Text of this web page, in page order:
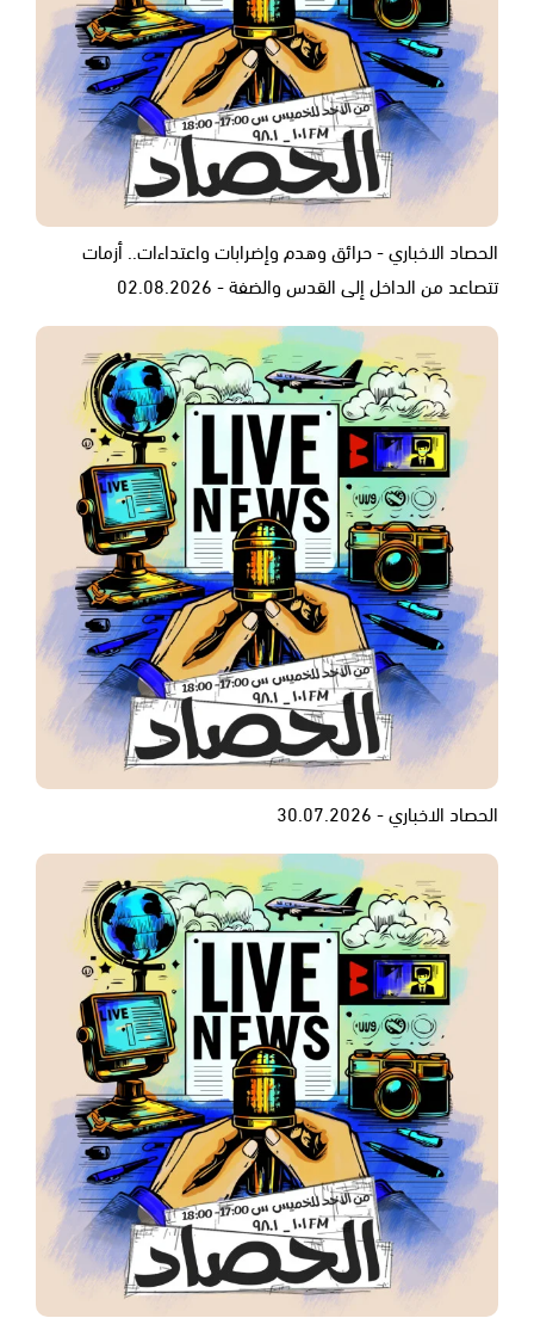
الحصاد الاخباري - حرائق وهدم وإضرابات واعتداءات.. أزمات
تتصاعد من الداخل إلى القدس والضفة - 02.08.2026
الحصاد الاخباري - 30.07.2026